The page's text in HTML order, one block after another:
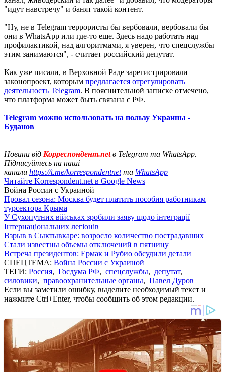
"идут навстречу" и банят такой контент.
"Ну, не в Telegram террористы бы вербовали, вербовали бы
они в WhatsApp или где-то еще. Здесь надо работать над
профилактикой, над алгоритмами, я уверен, что спецслужбы
этим занимаются", - считает российский депутат.
Как уже писали, в Верховной Раде зарегистрировали
законопроект, которым предлагается отрегулировать
деятельность Telegram. В пояснительной записке отмечено,
что платформа может быть связана с РФ.
Telegram можно использовать на пользу Украины -
Буданов
Новини від Корреспондент.netв Telegram та WhatsApp.
Підписуйтесь на наші
канали https://t.me/korrespondentnetта WhatsApp
Читайте Korrespondent.net в Google News
Война России с Украиной
Провал сезона: Москва будет платить пособия работникам
турсектора Крыма
У Сухопутних військах зробили заяву щодо інтеграції
Інтернаціональних легіонів
Взрыв в Сыктывкаре: возросло количество пострадавших
Стали известны объемы отключений в пятницу
Встреча президентов: Ермак и Рубио обсудили детали
СПЕЦТЕМА: Война России с Украиной
ТЕГИ: Россия, Госдума РФ, спецслужбы, депутат,
силовики, правоохранительные органы, Павел Дуров
Если вы заметили ошибку, выделите необходимый текст и
нажмите Ctrl+Enter, чтобы сообщить об этом редакции.